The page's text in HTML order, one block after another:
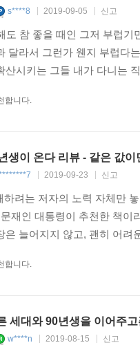
s****8 2019-09-05 신고
도 참 좋을 때인 그저 부럽
달라서 그런가 웬지 부럽다
산시키는 그들 내가 다니는
합니다.
생이 온다 리뷰 - 같은 값이
2019-09-23 신고
하려는 저자의 노력 자체만
재인 대통령이 추천한 책
은 늘어지지 않고, 괜히 어
합니다.
세대와 90년생을 이어주
w****n 2019-08-15 신고